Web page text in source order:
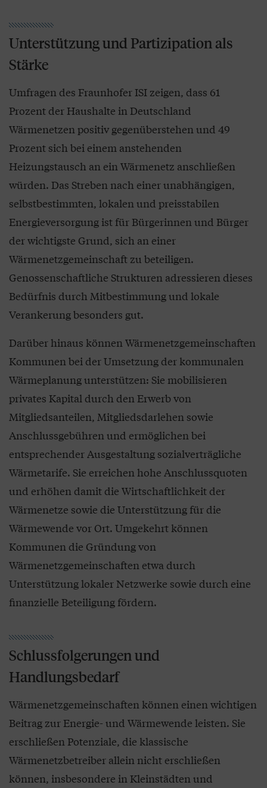
Unterstützung und Partizipation als
Stärke
Umfragen des Fraunhofer ISI zeigen, dass 61
Prozent der Haushalte in Deutschland
Wärmenetzen positiv gegenüberstehen und 49
Prozent sich bei einem anstehenden
Heizungstausch an ein Wärmenetz anschließen
würden. Das Streben nach einer unabhängigen,
selbstbestimmten, lokalen und preisstabilen
Energieversorgung ist für Bürgerinnen und Bürger
der wichtigste Grund, sich an einer
Wärmenetzgemeinschaft zu beteiligen.
Genossenschaftliche Strukturen adressieren dieses
Bedürfnis durch Mitbestimmung und lokale
Verankerung besonders gut.
Darüber hinaus können Wärmenetzgemeinschaften
Kommunen bei der Umsetzung der kommunalen
Wärmeplanung unterstützen: Sie mobilisieren
privates Kapital durch den Erwerb von
Mitgliedsanteilen, Mitgliedsdarlehen sowie
Anschlussgebühren und ermöglichen bei
entsprechender Ausgestaltung sozialverträgliche
Wärmetarife. Sie erreichen hohe Anschlussquoten
und erhöhen damit die Wirtschaftlichkeit der
Wärmenetze sowie die Unterstützung für die
Wärmewende vor Ort. Umgekehrt können
Kommunen die Gründung von
Wärmenetzgemeinschaften etwa durch
Unterstützung lokaler Netzwerke sowie durch eine
finanzielle Beteiligung fördern.
Schlussfolgerungen und
Handlungsbedarf
Wärmenetzgemeinschaften können einen wichtigen
Beitrag zur Energie- und Wärmewende leisten. Sie
erschließen Potenziale, die klassische
Wärmenetzbetreiber allein nicht erschließen
können, insbesondere in Kleinstädten und